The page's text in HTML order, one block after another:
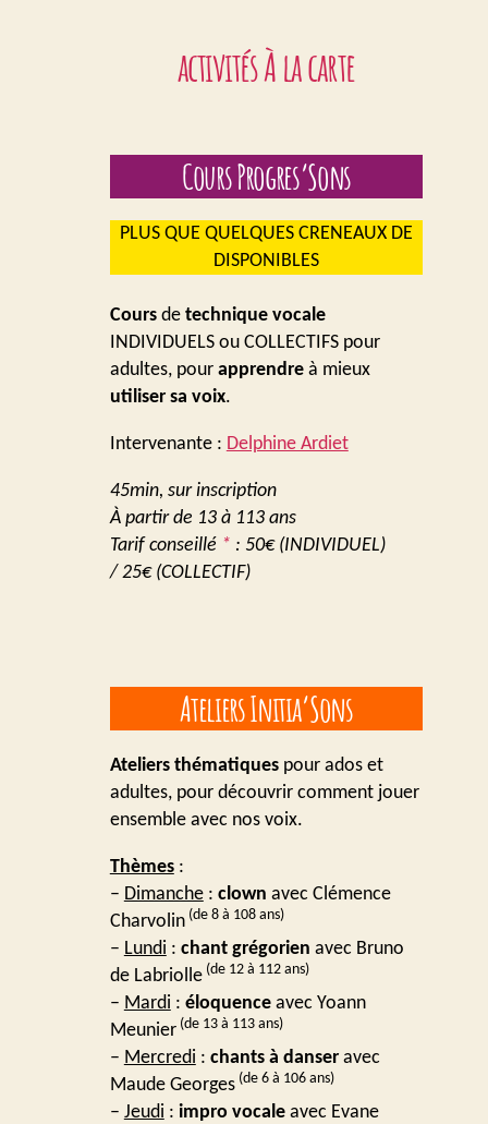
activités À la carte
Cours Progres’Sons
PLUS QUE QUELQUES CRENEAUX DE
DISPONIBLES
Cours de technique vocale
INDIVIDUELS ou COLLECTIFS pour
adultes, pour apprendre à mieux
utiliser sa voix.
Intervenante : Delphine Ardiet
45min, sur inscription
À partir de 13 à 113 ans
Tarif conseillé * : 50€ (INDIVIDUEL)
/ 25€ (COLLECTIF)
Ateliers Initia’Sons
Ateliers thématiquespour ados et
adultes, pour découvrir comment jouer
ensemble avec nos voix.
Thèmes :
– Dimanche: clown avec Clémence
Charvolin (de 8 à 108 ans)
– Lundi : chant grégorien avec Bruno
de Labriolle (de 12 à 112 ans)
– Mardi : éloquenceavec Yoann
Meunier(de 13 à 113 ans)
– Mercredi : chants à danseravec
Maude Georges(de 6 à 106 ans)
– Jeudi : impro vocaleavec Evane